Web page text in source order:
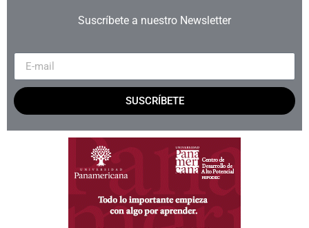
Suscríbete a nuestro Newsletter
SUSCRÍBETE